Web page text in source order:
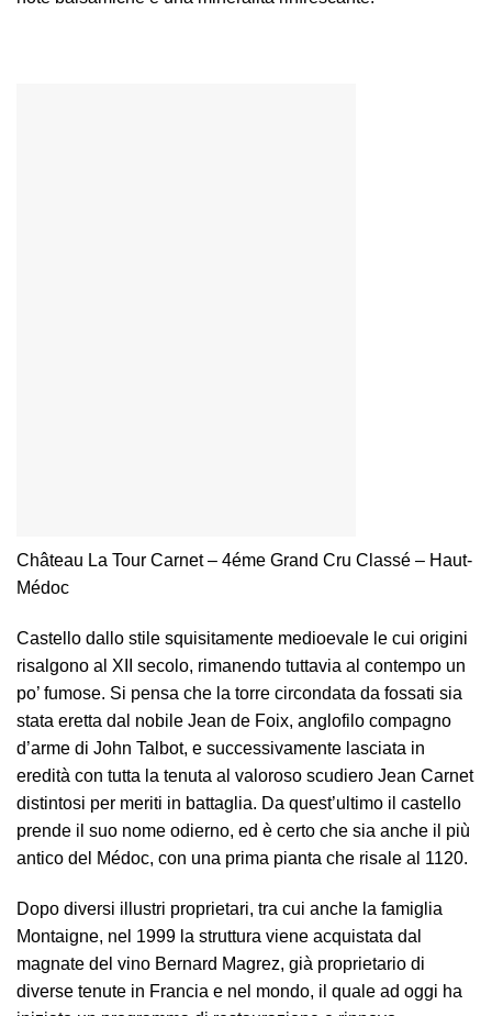
Château La Tour Carnet – 4éme Grand Cru Classé – Haut-
Médoc
Castello dallo stile squisitamente medioevale le cui origini
risalgono al XII secolo, rimanendo tuttavia al contempo un
po’ fumose. Si pensa che la torre circondata da fossati sia
stata eretta dal nobile Jean de Foix, anglofilo compagno
d’arme di John Talbot, e successivamente lasciata in
eredità con tutta la tenuta al valoroso scudiero Jean Carnet
distintosi per meriti in battaglia. Da quest’ultimo il castello
prende il suo nome odierno, ed è certo che sia anche il più
antico del Médoc, con una prima pianta che risale al 1120.
Dopo diversi illustri proprietari, tra cui anche la famiglia
Montaigne, nel 1999 la struttura viene acquistata dal
magnate del vino Bernard Magrez, già proprietario di
diverse tenute in Francia e nel mondo, il quale ad oggi ha